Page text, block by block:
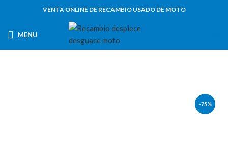
VENTA ONLINE DE RECAMBIO USADO DE MOTO
MENU
-75%